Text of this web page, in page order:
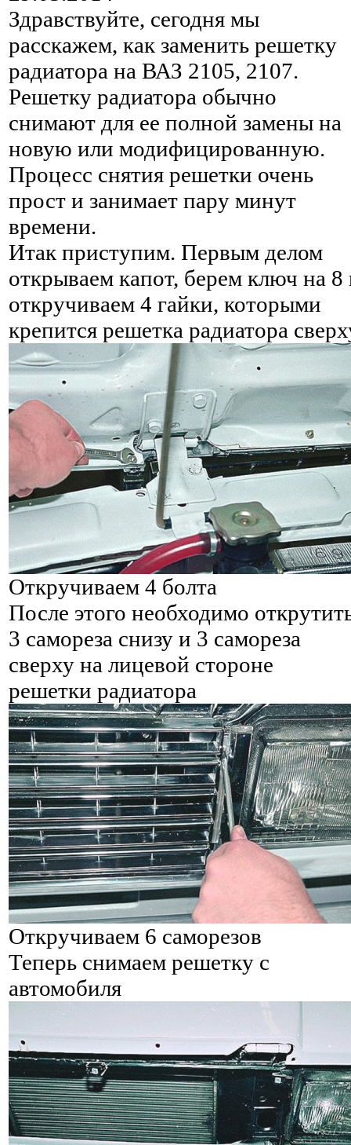
Здравствуйте, сегодня мы
расскажем, как заменить решетку
радиатора на ВАЗ 2105, 2107.
Решетку радиатора обычно
снимают для ее полной замены на
новую или модифицированную.
Процесс снятия решетки очень
прост и занимает пару минут
времени.
Итак приступим. Первым делом
открываем капот, берем ключ на 8
откручиваем 4 гайки, которыми
крепится решетка радиатора
Откручиваем 4 болта
После этого необходимо
3 самореза снизу и 3 самореза
сверху на лицевой стороне
решетки радиатора
Откручиваем 6 саморезов
Теперь снимаем решетку с
автомобиля